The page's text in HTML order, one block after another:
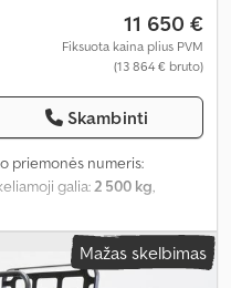
11 650 €
Fiksuota kaina plius PVM
(13 864 € bruto)
Skambinti
priemonės numeris:
galia:2 500 kg,
talpa:
plotis:520 mm, šakių
elektra,
Mažas skelbimas